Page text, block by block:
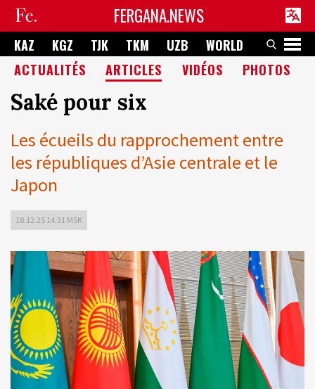
FERGANA.NEWS
KAZ KGZ TJK TKM UZB
WORLD
ACTUALITÉS
ARTICLES VIDÉOS PHOTOS
Saké pour six
Les écueils du rapprochement entre
les républiques d’Asie centrale et le
Japon
18.12.25 14:31 MSK